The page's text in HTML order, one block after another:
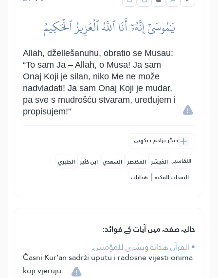
يَٰمُوسَىٰٓ إِنَّهُۥٓ أَنَا ٱللَّهُ ٱلۡعَزِيزُ ٱلۡحَكِيمُ
Allah, džellešanuhu, obratio se Musau:
“To sam Ja – Allah, o Musa! Ja sam
Onaj Koji je silan, niko Me ne može
nadvladati! Ja sam Onaj Koji je mudar,
pa sve s mudrošću stvaram, uređujem i
propisujem!”
دیگر تراجم دیکھیں
التفاسير: المُيسَّر المختصر السعدي ابن كثير الطبري
النفحات المكية | هدايات
حالیہ صفحہ میں آیات کے فوائد:
• القرآن هداية وبشرى للمؤمنين.
Časni Kur’an sadrži uputu i radosne vijesti onima
koji vjeruju.